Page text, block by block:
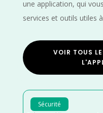
une application, qui
services et outils utiles
VOIR TOUS
Sécurité